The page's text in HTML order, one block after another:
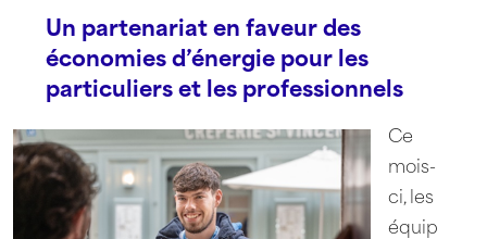
Un partenariat en faveur des
économies d’énergie pour les
particuliers et les professionnels
Ce
mois-
ci, les
équip